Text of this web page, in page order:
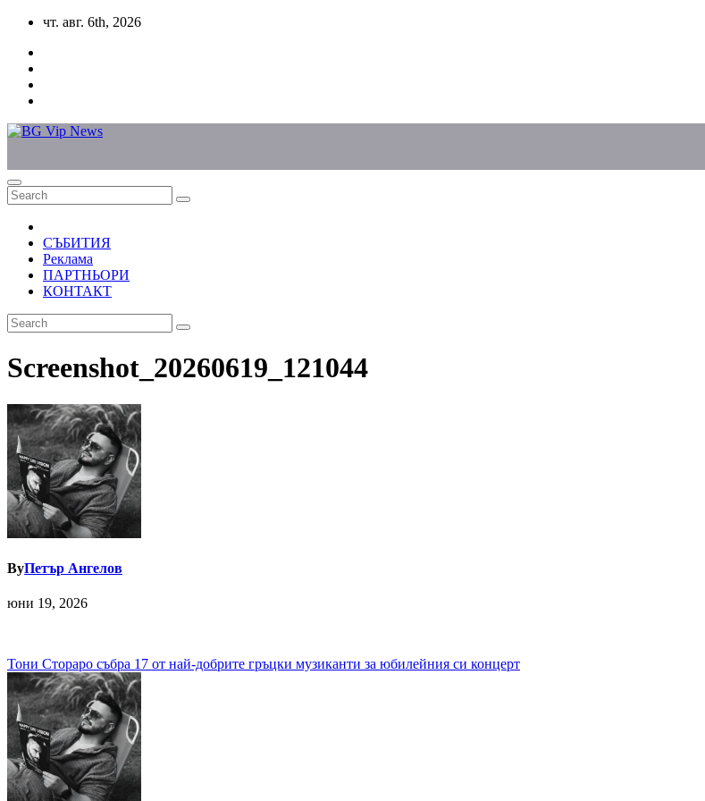
Skip
content
чт. авг. 6th, 2026
СЪБИТИЯ
Реклама
ПАРТНЬОРИ
КОНТАКТ
Screenshot_20260619_121044
ByПетър Ангелов
юни 19, 2026
Навигация
Тони Стораро събра 17 от най-добрите гръцки музиканти за юбилейния си концерт